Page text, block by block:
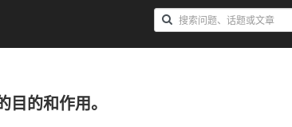
的和作用。